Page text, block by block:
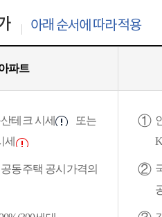
아래 순서에 따라 적용
파트
테크 시세
또는
세
동주택 공시가격의